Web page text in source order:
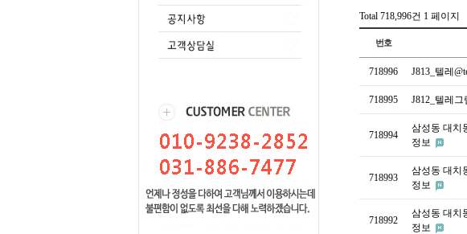
Total 718,996건 1 페이지
번호
718996 J813_텔레
718995 J812_텔레그
718994
삼성동 대치
정보
718993
삼성동 대치
정보
718992
삼성동 대치
정보